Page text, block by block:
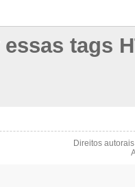
essas tags
Direitos